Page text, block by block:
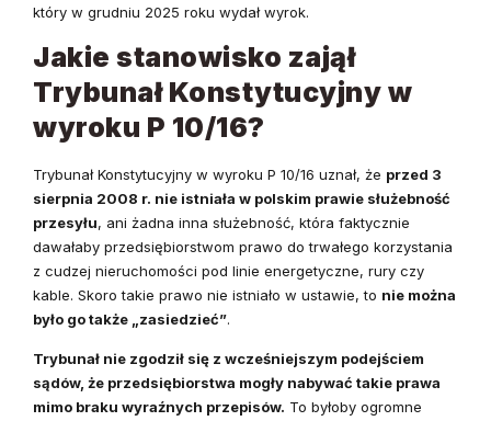
który w grudniu 2025 roku wydał wyrok.
Jakie stanowisko zajął
Trybunał Konstytucyjny w
wyroku P 10/16?
Trybunał Konstytucyjny w wyroku P 10/16 uznał, że przed 3
sierpnia 2008 r. nie istniała w polskim prawie służebność
przesyłu, ani żadna inna służebność, która faktycznie
dawałaby przedsiębiorstwom prawo do trwałego korzystania
z cudzej nieruchomości pod linie energetyczne, rury czy
kable. Skoro takie prawo nie istniało w ustawie, to nie można
było go także „zasiedzieć”.
Trybunał nie zgodził się z wcześniejszym podejściem
sądów, że przedsiębiorstwa mogły nabywać takie prawa
mimo braku wyraźnych przepisów. To byłoby ogromne